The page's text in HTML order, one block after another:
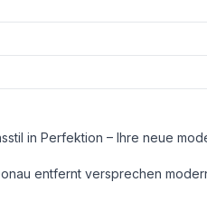
im schönen Floridsdorf. Wer seine Freizeit gerne im Grünen oder am Wasser verbringt, gelangt in Kürze zum idyllischen Ufer der Alten Donau oder zum Naherholungsgebiet Donauinsel.